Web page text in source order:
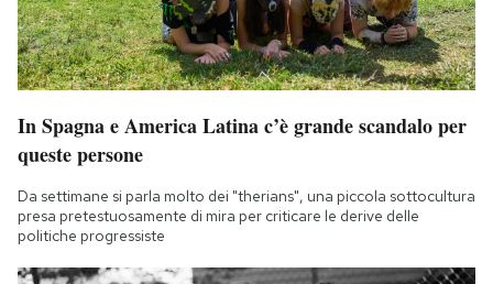
In Spagna e America Latina c’è grande scandalo per
queste persone
Da settimane si parla molto dei "therians", una piccola sottocultura
presa pretestuosamente di mira per criticare le derive delle
politiche progressiste